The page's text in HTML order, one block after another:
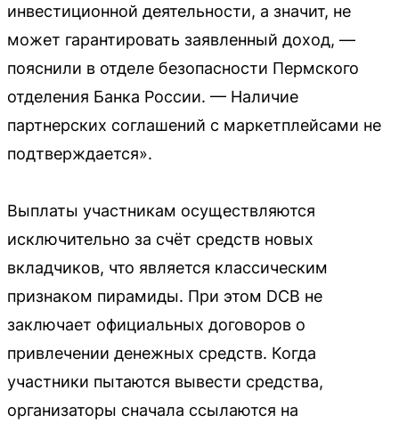
инвестиционной деятельности, а значит, не
может гарантировать заявленный доход, —
пояснили в отделе безопасности Пермского
отделения Банка России. — Наличие
партнерских соглашений с маркетплейсами не
подтверждается».
Выплаты участникам осуществляются
исключительно за счёт средств новых
вкладчиков, что является классическим
признаком пирамиды. При этом DCB не
заключает официальных договоров о
привлечении денежных средств. Когда
участники пытаются вывести средства,
организаторы сначала ссылаются на